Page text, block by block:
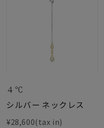
４℃
シルバー ネックレス
¥28,600(tax in)